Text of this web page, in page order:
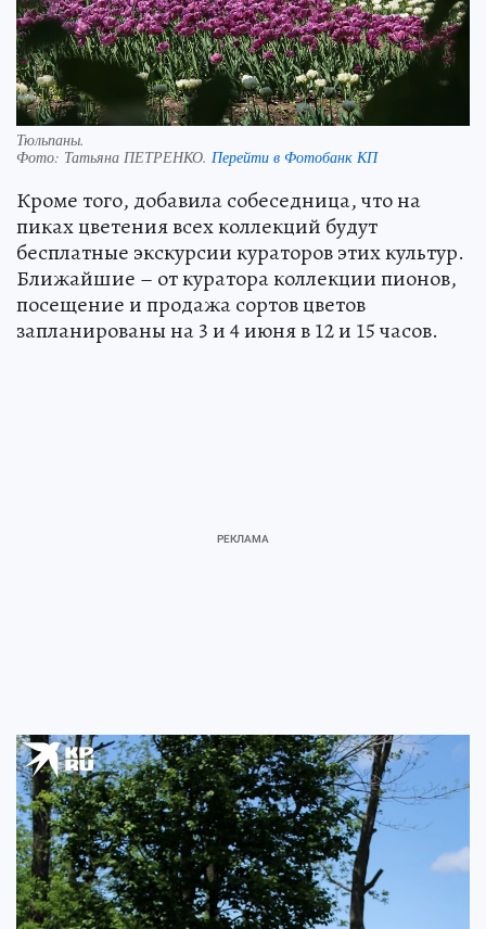
Тюльпаны.
Фото: Татьяна ПЕТРЕНКО. Перейти в Фотобанк КП
Кроме того, добавила собеседница, что на
пиках цветения всех коллекций будут
бесплатные экскурсии кураторов этих культур.
Ближайшие – от куратора коллекции пионов,
посещение и продажа сортов цветов
запланированы на 3 и 4 июня в 12 и 15 часов.